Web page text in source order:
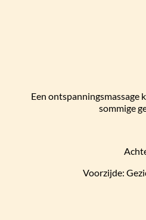
Een ontspanningsmassage
sommige
Voorzijde: